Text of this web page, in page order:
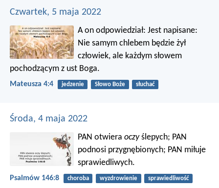
Czwartek, 5 maja 2022
A on odpowiedział: Jest napisane:
Nie samym chlebem będzie żył
człowiek, ale każdym słowem
pochodzącym z ust Boga.
Mateusza 4:4 jedzenie Słowo Boże słuchać
Środa, 4 maja 2022
PAN otwieraoczyślepych; PAN
podnosi przygnębionych; PAN miłuje
sprawiedliwych.
Psalmów 146:8 choroba wyzdrowienie sprawiedliwość